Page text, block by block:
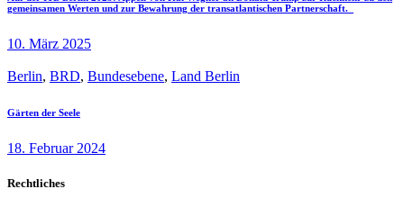
gemeinsamen Werten und zur Bewahrung der transatlantischen Partnerschaft.
10. März 2025
Berlin, BRD, Bundesebene, Land Berlin
Gärten der Seele
18. Februar 2024
Rechtliches